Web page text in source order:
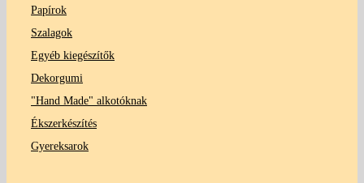
Papírok
Szalagok
Egyéb kiegészítők
Dekorgumi
"Hand Made" alkotóknak
Ékszerkészítés
Gyereksarok